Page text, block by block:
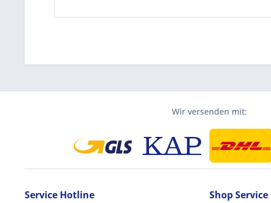
Wir versenden mit:
Service Hotline Shop Service